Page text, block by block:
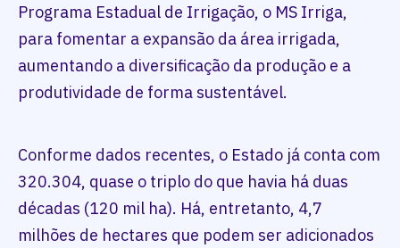
Programa Estadual de Irrigação, o MS Irriga,
para fomentar a expansão da área irrigada,
aumentando a diversificação da produção e a
produtividade de forma sustentável.
Conforme dados recentes, o Estado já conta com
320.304, quase o triplo do que havia há duas
décadas (120 mil ha). Há, entretanto, 4,7
milhões de hectares que podem ser adicionados